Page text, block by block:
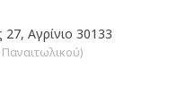
Αγρίνιο 30133